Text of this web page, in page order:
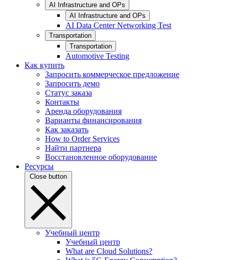
AI Infrastructure and OPs
AI Infrastructure and OPs
AI Data Center Networking Test
Transportation
Transportation
Automotive Testing
Как купить
Запросить коммерческое предложение
Запросить демо
Статус заказа
Контакты
Аренда оборудования
Варианты финансирования
Как заказать
How to Order Services
Найти партнера
Восстановленное оборудование
Ресурсы
Close button
Учебный центр
Учебный центр
What are Cloud Solutions?